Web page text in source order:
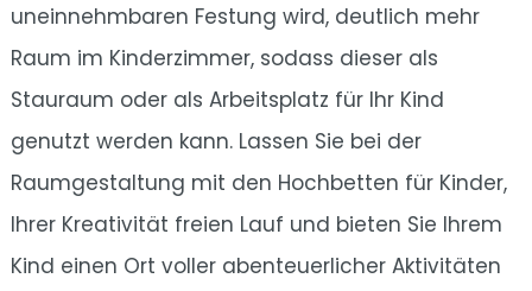
uneinnehmbaren Festung wird, deutlich mehr
Raum im Kinderzimmer, sodass dieser als
Stauraum oder als Arbeitsplatz für Ihr Kind
genutzt werden kann. Lassen Sie bei der
Raumgestaltung mit den Hochbetten für Kinder,
Ihrer Kreativität freien Lauf und bieten Sie Ihrem
Kind einen Ort voller abenteuerlicher Aktivitäten